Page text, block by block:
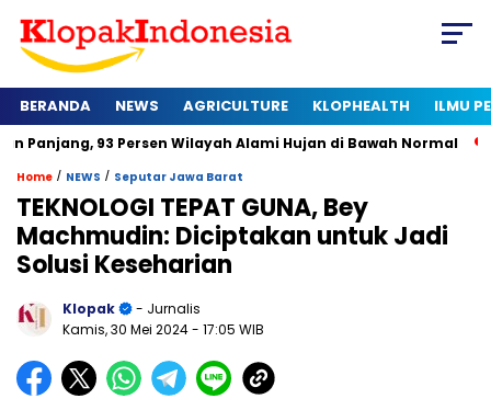
BERANDA NEWS AGRICULTURE KLOPHEALTH ILMU
Persen Wilayah Alami Hujan di Bawah Normal Kapan
Home / NEWS / Seputar Jawa Barat
TEKNOLOGI TEPAT GUNA, Bey
Machmudin: Diciptakan untuk Jadi
Solusi Keseharian
Klopak
- Jurnalis
Kamis, 30 Mei 2024- 17:05 WIB